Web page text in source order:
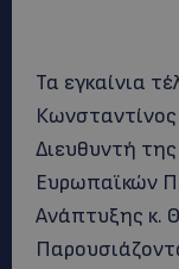
Τα εγκαίνια
Κωνσταντίνος
Διευθυντή
Ευρωπαϊκών
Ανάπτυξης κ.